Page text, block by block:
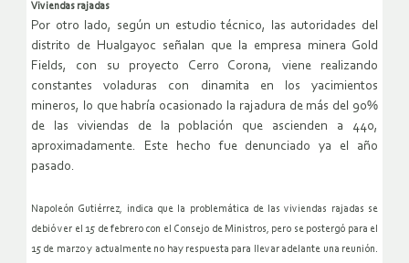
Viviendas rajadas
Por otro lado, según un estudio técnico, las autoridades del
distrito de Hualgayoc señalan que la empresa minera Gold
Fields, con su proyecto Cerro Corona, viene realizando
constantes voladuras con dinamita en los yacimientos
mineros, lo que habría ocasionado la rajadura de más del 90%
de las viviendas de la población que ascienden a 440,
aproximadamente. Este hecho fue denunciado ya el año
pasado.
Napoleón Gutiérrez, indica que la problemática de las viviendas rajadas se
debió ver el 15 de febrero con el Consejo de Ministros, pero se postergó para el
15 de marzo y actualmente no hay respuesta para llevar adelante una reunión.